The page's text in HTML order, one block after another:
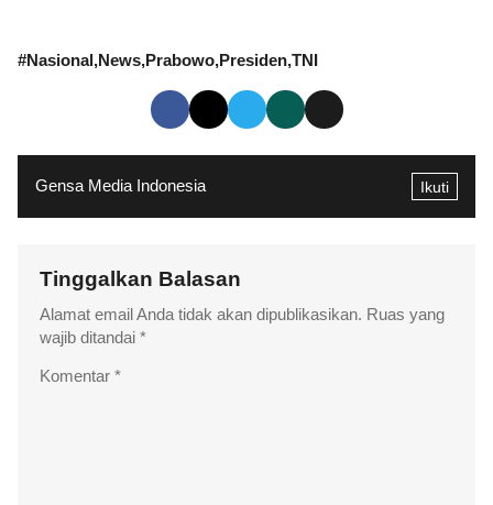
#Nasional News Prabowo Presiden TNI
Gensa Media Indonesia Ikuti
Tinggalkan Balasan
Alamat email Anda tidak akan dipublikasikan. Ruas yang
wajib ditandai *
Komentar *